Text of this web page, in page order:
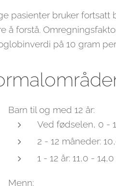
pasienter bruker
å forstå.
på 10 gram
Barn til og med 12 år:
Ved fødselen, 0 -
2 - 12 måneder:
1 - 12 år: 11,0 -
Menn: